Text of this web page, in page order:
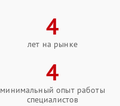
4
лет на рынке
4
минимальный опыт работы
специалистов